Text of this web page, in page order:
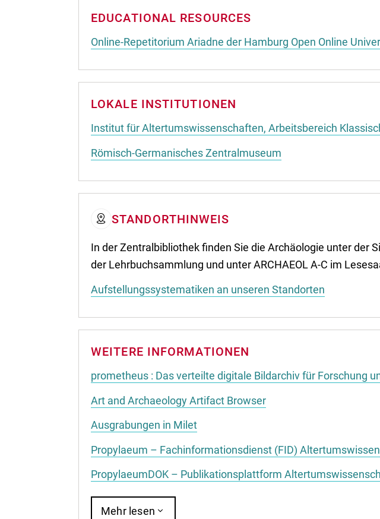
EDUCATIONAL RESOURCES
Online-Repetitorium Ariadne der Hamburg Open Online
LOKALE INSTITUTIONEN
Institut für Altertumswissenschaften, Arbeitsbereich
Römisch-Germanisches Zentralmuseum
STANDORTHINWEIS
In der Zentralbibliothek finden Sie die Archäologie unter der
der Lehrbuchsammlung und unter ARCHAEOL A-C im
Aufstellungssystematiken an unseren Standorten
WEITERE INFORMATIONEN
prometheus : Das verteilte digitale Bildarchiv für Forschung
Art and Archaeology Artifact Browser
Ausgrabungen in Milet
Propylaeum – Fachinformationsdienst (FID)
PropylaeumDOK – Publikationsplattform
Mehr lesen